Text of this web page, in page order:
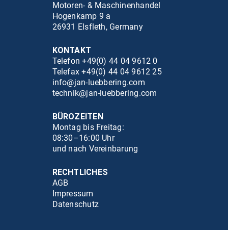
Motoren- & Maschinenhandel
Hogenkamp 9 a
26931 Elsfleth, Germany
KONTAKT
Telefon +49(0) 44 04 9612 0
Telefax +49(0) 44 04 9612 25
info@jan-luebbering.com
technik@jan-luebbering.com
BÜROZEITEN
Montag bis Freitag:
08:30–16:00 Uhr
und nach Vereinbarung
RECHTLICHES
AGB
Impressum
Datenschutz